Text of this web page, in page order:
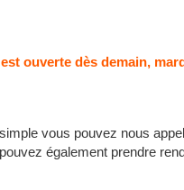
ouverte dès demain,
vous pouvez nous
également prendre